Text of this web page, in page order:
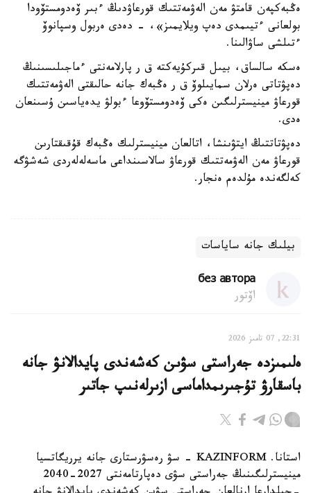
ەڭبەكپەن قامتۋ مەن الەۋمەتتىك قورعاۋدىڭ ءبىر ۆەدومستۆودا
بولعانى ءتيىمدى دەپ ويلايمىز»، - دەدى ەربول وسپانوۆ
ءتىلشى ساۋالىنا.
ەسكە سالساق، بيىل قىركۇيەكتە ق ر پارلامەنتى ءماجىلىسىنىڭ
دەپۋتاتى ەرلان سمايىلوۆ ق ر ەڭبەك جانە حالىقتى الەۋمەتتىك
قورعاۋ مينيسترلىگىن ەكى ۆەدومستۆوعا ءبولۋ يدەياسىن ۇسىنعان
ەدى.
دەپۋتاتتىڭ ايتۋىنشا، اتالعان مينيسترلىك ەڭبەك قۇقىقتارىن
قورعاۋ مەن الەۋمەتتىك قورعاۋ سالاسىنداعى ماسەلەلەردى شەشۋگە
كەلگەندە مۇلدەم ەنجار.
بيلىك جانە ساياسات
без автора
اۆتور
22:31, 07 تامىز 2026
ەلىمىزدە جەراستى سۋىن كەشەندى پايدالانۋ جانە
باسقارۋ تۇجىرىمداماسى ازىرلەنىپ جاتىر
استانا. KAZINFORM - سۋ رەسۋرستارى جانە يرريگاتسيا
مينيسترلىگىنىڭ جەراستى سۋى دەپارتامەنتى 2027-2040